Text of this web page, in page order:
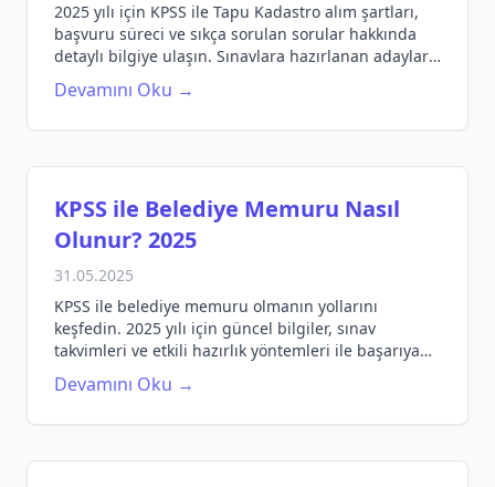
2025 yılı için KPSS ile Tapu Kadastro alım şartları,
başvuru süreci ve sıkça sorulan sorular hakkında
detaylı bilgiye ulaşın. Sınavlara hazırlanan adaylar
için rehber niteliğinde bir yazı.
Devamını Oku →
KPSS ile Belediye Memuru Nasıl
Olunur? 2025
31.05.2025
KPSS ile belediye memuru olmanın yollarını
keşfedin. 2025 yılı için güncel bilgiler, sınav
takvimleri ve etkili hazırlık yöntemleri ile başarıya
ulaşın.
Devamını Oku →